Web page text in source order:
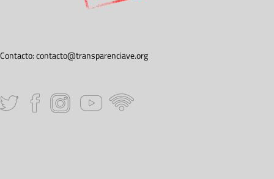
Contacto:contacto@transparenciave.org